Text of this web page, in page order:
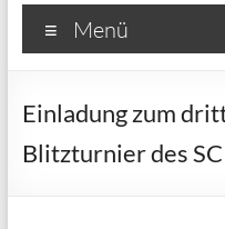
Menü
Einladung zum
Blitzturnier des